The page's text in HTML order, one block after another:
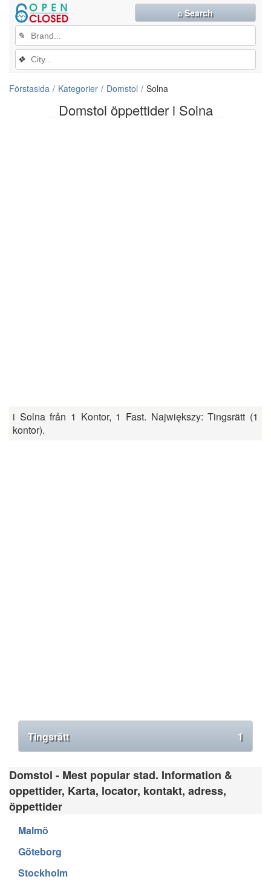
Domstol öppettider i Solna
✎
❖
⌕ Search
Förstasida Kategorier Domstol Solna
i Solna från 1 Kontor, 1 Fast. Największy: Tingsrätt (1
kontor).
Tingsrätt 1
Domstol - Mest popular stad. Information &
oppettider, Karta, locator, kontakt, adress,
öppettider
Malmö
Göteborg
Stockholm